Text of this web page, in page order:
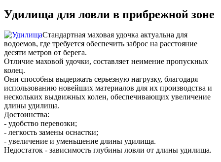
Удилища для ловли в прибрежной зоне
Стандартная маховая удочка актуальна для
водоемов, где требуется обеспечить заброс на расстояние
десяти метров от берега.
Отличие маховой удочки, составляет неимение пропускных
колец.
Они способны выдержать серьезную нагрузку, благодаря
использованию новейших материалов для их производства и
нескольких выдвижных колен, обеспечивающих увеличение
длины удилища.
Достоинства:
- удобство перевозки;
- легкость замены оснастки;
- увеличение и уменьшение длины удилища.
Недостаток - зависимость глубины ловли от длины удилища.